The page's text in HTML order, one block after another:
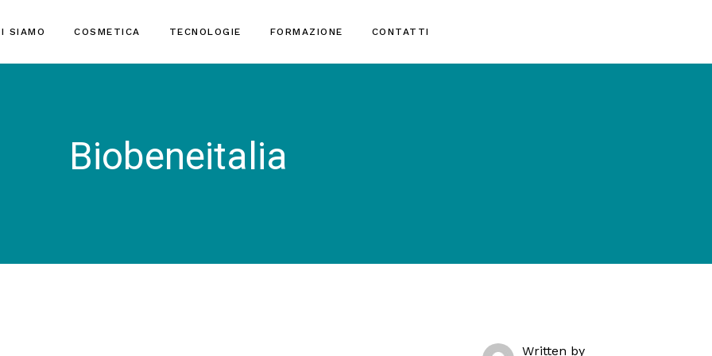
SIAMO COSMETICA TECNOLOGIE FORMAZIONE CONTATTI
Biobeneitalia
Written by